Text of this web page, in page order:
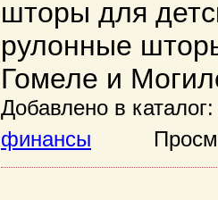
шторы для
рулонные
Гомеле и
Добавлено в
финансы